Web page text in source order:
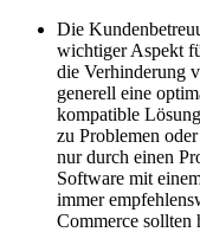
Die
wichtiger Aspekt
die Verhinderung
generell eine
kompatible
zu Problemen
nur durch einen
Software mit
immer
Commerce sollten